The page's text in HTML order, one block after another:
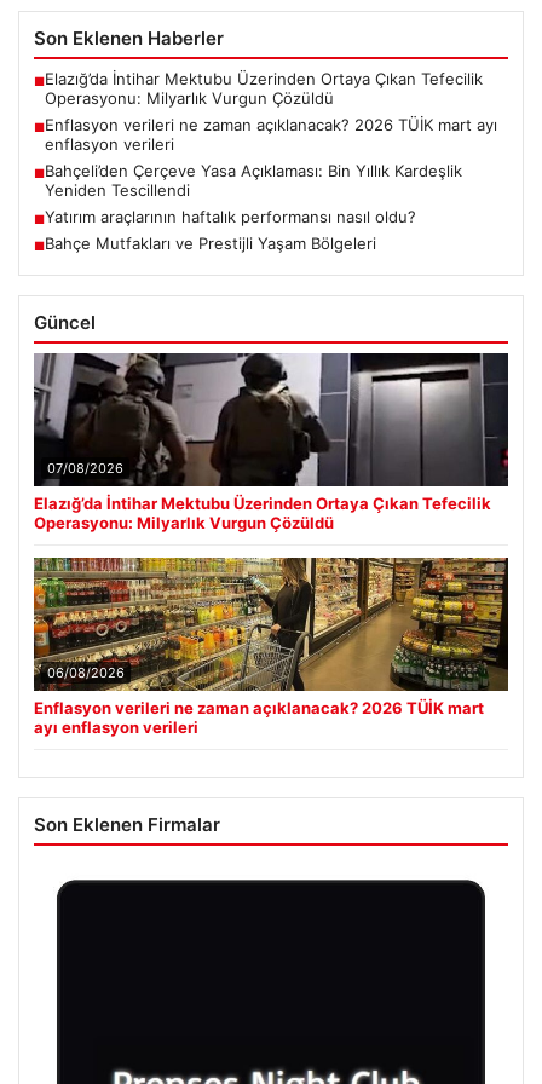
Son Eklenen Haberler
■Elazığ’da İntihar Mektubu Üzerinden Ortaya Çıkan Tefecilik
Operasyonu: Milyarlık Vurgun Çözüldü
■Enflasyon verileri ne zaman açıklanacak? 2026 TÜİK mart ayı
enflasyon verileri
■Bahçeli’den Çerçeve Yasa Açıklaması: Bin Yıllık Kardeşlik
Yeniden Tescillendi
■Yatırım araçlarının haftalık performansı nasıl oldu?
■Bahçe Mutfakları ve Prestijli Yaşam Bölgeleri
Güncel
07/08/2026
Elazığ’da İntihar Mektubu Üzerinden Ortaya Çıkan Tefecilik
Operasyonu: Milyarlık Vurgun Çözüldü
06/08/2026
Enflasyon verileri ne zaman açıklanacak? 2026 TÜİK mart
ayı enflasyon verileri
Son Eklenen Firmalar